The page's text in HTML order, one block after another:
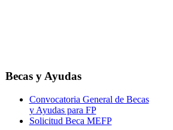
Becas y Ayudas
Convocatoria General de Becas
y Ayudas para FP
Solicitud Beca MEFP